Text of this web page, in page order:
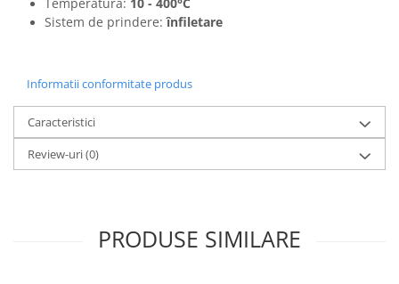
Sistem de prindere:înfiletare
Informatii conformitate produs
Caracteristici
Review-uri(0)
PRODUSE SIMILARE